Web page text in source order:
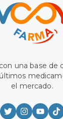
una base de
el mercado.